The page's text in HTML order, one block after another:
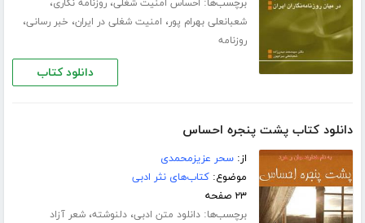
برچسب‌ها: احساس امنیت شغلی،روزنامه نگاری،
شعبانعلی بهرام پور، امنیت شغلی در ایران، خبر رسانی،
روزنامه
دانلود کتاب
دانلود کتاب پشت پنجره احساس
از:سحر عزیزمحمدی
موضوع:کتاب‌های نثر ادبی
۲۳ صفحه
برچسب‌ها:دانلود متن ادبی،دلنوشته،شعر آزاد